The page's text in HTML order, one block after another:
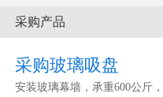
采购产品
采购玻璃吸盘
安装玻璃幕墙，承重600公斤